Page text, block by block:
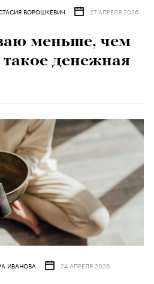
ВОРОШКЕВИЧ 27 АПРЕЛЯ 2026
меньше, чем
денежная
ИВАНОВА 24 АПРЕЛЯ 2026